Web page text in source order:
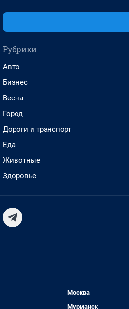
Рубрики
Авто
Бизнес
Весна
Город
Дороги и транспорт
Еда
Животные
Здоровье
Москва
Мурманск